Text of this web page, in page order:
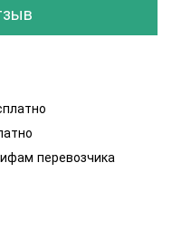
перевозчика